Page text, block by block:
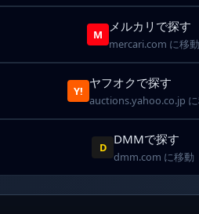
M
メルカリで探す
mercari.com に移動
Y!
ヤフオクで探す
auctions.yahoo.co.jp
D
DMMで探す
dmm.com に移動